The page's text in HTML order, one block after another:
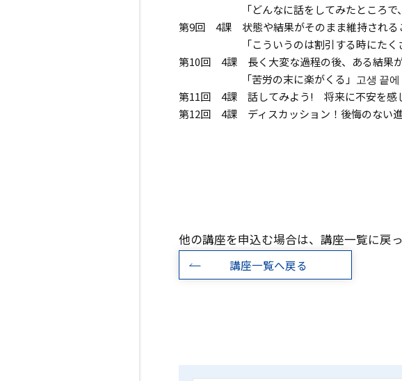
「どんなに話をしてみたところで、馬の
第9回 4課 状態や結果がそのまま維持される
「こういうのは割引する時にたくさん買
第10回 4課 長く大変な過程の後、ある結果
「苦労の末に楽がくる」고생 끝에
第11回 4課 話してみよう! 将来に不安を感
第12回 4課 ディスカッション！後悔のない
他の講座を申込む場合は、講座一覧に戻
講座一覧へ戻る